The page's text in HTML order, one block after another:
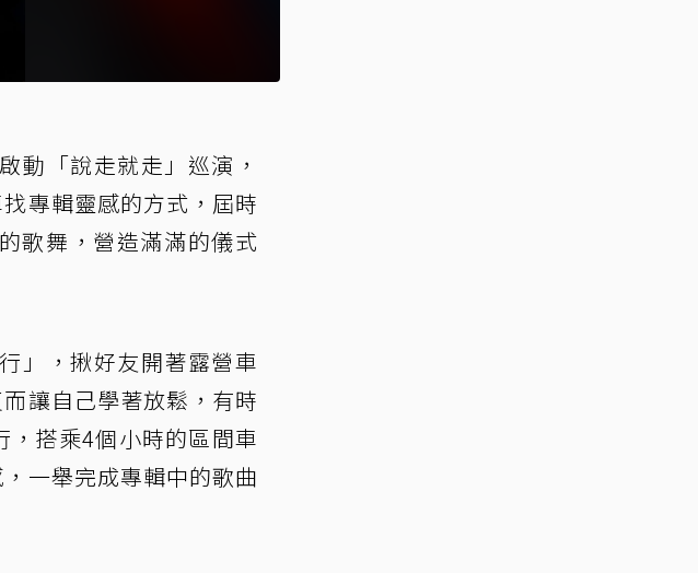
動「說走就走」巡演，
專輯靈感的方式，屆時
歌舞，營造滿滿的儀式
」，揪好友開著露營車
讓自己學著放鬆，有時
搭乘4個小時的區間車
一舉完成專輯中的歌曲